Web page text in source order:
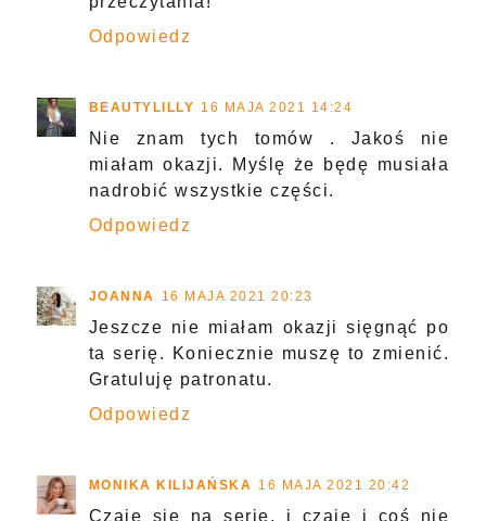
Odpowiedz
BEAUTYLILLY 16 MAJA 2021 14:24
Nie znam tych tomów . Jakoś nie
miałam okazji. Myślę że będę musiała
nadrobić wszystkie części.
Odpowiedz
JOANNA 16 MAJA 2021 20:23
Jeszcze nie miałam okazji sięgnąć po
ta serię. Koniecznie muszę to zmienić.
Gratuluję patronatu.
Odpowiedz
MONIKA KILIJAŃSKA 16 MAJA 2021 20:42
Czaję się na serię, i czaję i coś nie